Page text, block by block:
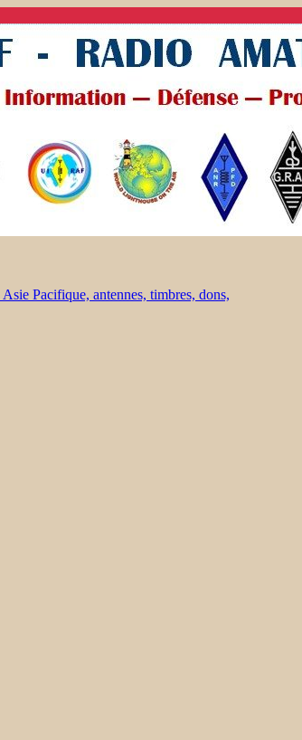
Pacifique, antennes, timbres, dons,